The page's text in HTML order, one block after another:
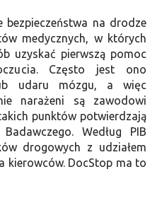
bezpieczeństwa na drodze
medycznych, w których
uzyskać pierwszą pomoc
Często jest ono
udaru mózgu, a więc
narażeni są zawodowi
punktów potwierdzają
Według PIB
drogowych z udziałem
kierowców. DocStop ma to